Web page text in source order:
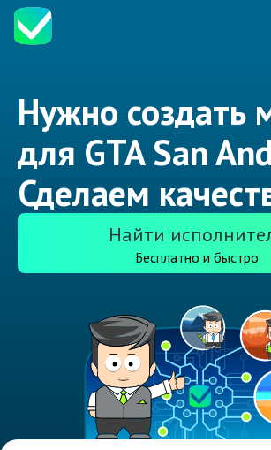
Нужно создать
для GTA San
Сделаем
Найти
Бесплатно и быстро